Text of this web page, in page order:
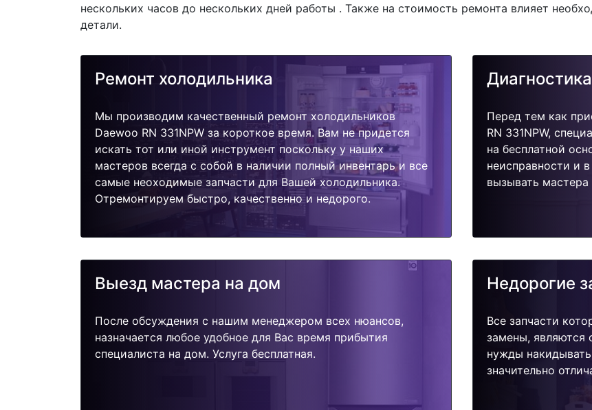
нескольких часов до нескольких дней работы . Также на стоимость ремонта влияет
детали.
Ремонт холодильника
Мы производим качественный ремонт холодильников
Daewoo RN 331NPW за короткое время. Вам не придется
искать тот или иной инструмент поскольку у наших
мастеров всегда с собой в наличии полный инвентарь и все
самые неоходимые запчасти для Вашей холодильника.
Отремонтируем быстро, качественно и недорого.
Перед тем как
RN 331NPW,
на бесплатной
неисправности и
вызывать
Выезд мастера на дом
После обсуждения с нашим менеджером всех нюансов,
назначается любое удобное для Вас время прибытия
специалиста на дом. Услуга бесплатная.
Недорогие
Все запчасти
замены, являются
нужды
значительно